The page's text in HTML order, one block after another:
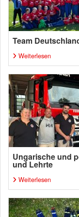
Team
Weiterlesen
Ungarische und
und Lehrte
Weiterlesen